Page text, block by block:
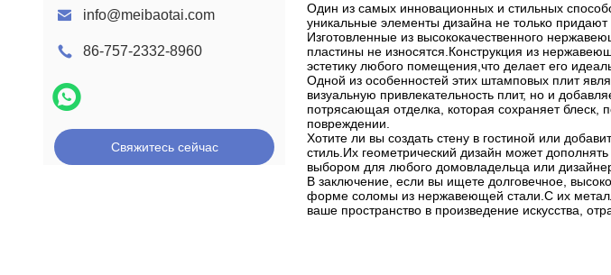
info@meibaotai.com
86-757-2332-8960
Свяжитесь сейчас
Один из самых инновационных и стильных
уникальные элементы дизайна не только
Изготовленные из высококачественного
пластины не износятся.Конструкция из
эстетику любого помещения,что делает его
Одной из особенностей этих штамповых плит
визуальную привлекательность плит, но и
потрясающая отделка, которая сохраняет блеск,
повреждении.
Хотите ли вы создать стену в гостиной или
стиль.Их геометрический дизайн может
выбором для любого домовладельца или
В заключение, если вы ищете долговечное,
форме соломы из нержавеющей стали.С их
ваше пространство в произведение искусства,